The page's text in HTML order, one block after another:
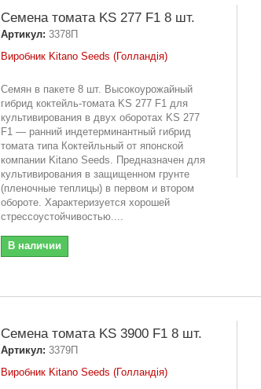
Семена томата KS 277 F1 8 шт.
Артикул: 3378П
Виробник Kitano Seeds (Голландія)
Семян в пакете 8 шт. Высокоурожайный
гибрид коктейль-томата KS 277 F1 для
культивирования в двух оборотах KS 277
F1 — ранний индетерминантный гибрид
томата типа Коктейльный от японской
компании Kitano Seeds. Предназначен для
культивирования в защищенном грунте
(пленочные теплицы) в первом и втором
обороте. Характеризуется хорошей
стрессоустойчивостью....
В наличии
Семена томата KS 3900 F1 8 шт.
Артикул: 3379П
Виробник Kitano Seeds (Голландія)